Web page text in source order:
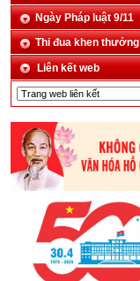
Ngày Pháp luật 9/11
Thi đua khen thưởng
Liên kết web